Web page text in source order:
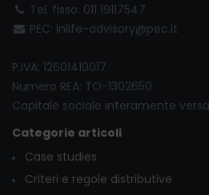
Tel. fisso: 011 19117547
PEC: inlife-advisory@pec.it
P.IVA: 12601410017
Numero REA: TO-1302650
Capitale sociale interamente
Categorie articoli
Case studies
Criteri e regole distributive